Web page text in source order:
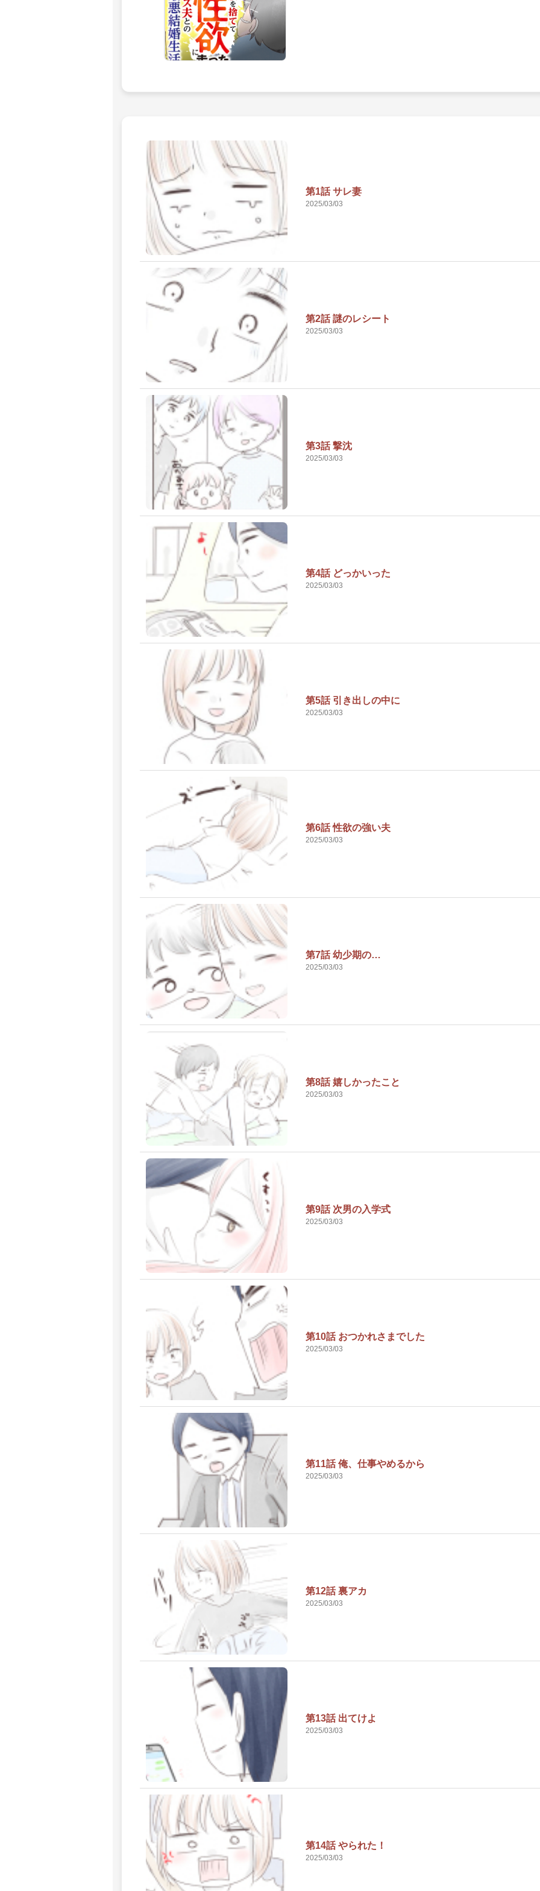
第1話 サレ妻
2025/03/03
第2話 謎のレシート
2025/03/03
第3話 撃沈
2025/03/03
第4話 どっかいった
2025/03/03
第5話 引き出しの中に
2025/03/03
第6話 性欲の強い夫
2025/03/03
第7話 幼少期の…
2025/03/03
第8話 嬉しかったこと
2025/03/03
第9話 次男の入学式
2025/03/03
第10話 おつかれさまでした
2025/03/03
第11話 俺、仕事やめるから
2025/03/03
第12話 裏アカ
2025/03/03
第13話 出てけよ
2025/03/03
第14話 やられた！
2025/03/03